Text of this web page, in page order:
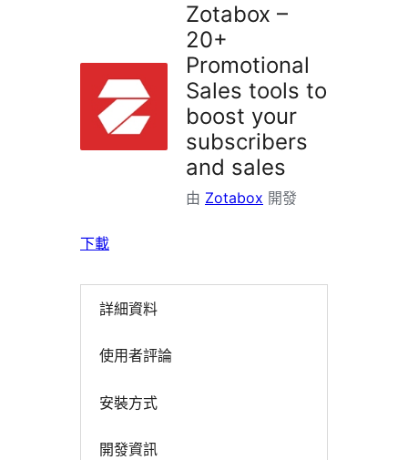
Zotabox –
20+
Promotional
Sales tools to
boost your
subscribers
and sales
由 Zotabox 開發
下載
詳細資料
使用者評論
安裝方式
開發資訊